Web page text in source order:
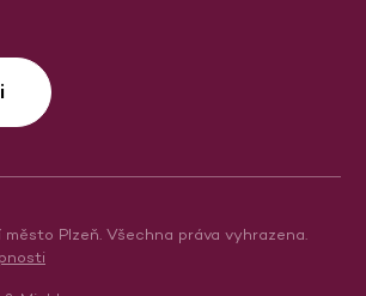
Plzeň. Všechna práva vyhrazena.